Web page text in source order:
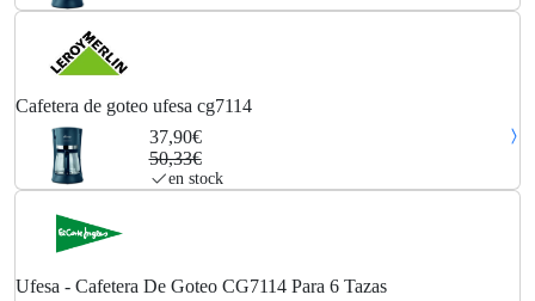
Cafetera de goteo ufesa cg7114
37,90€
50,33€
en stock
Ufesa - Cafetera De Goteo CG7114 Para 6 Tazas